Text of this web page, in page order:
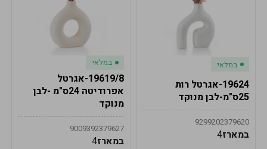
במלאי
19624-אגרטל רות
25ס"מ-לבן מנוקד
9299202379620
במארז4
במלאי
19619/8-אגרטל
אפרודיטה 24ס"מ -לבן
מנוקד
9009392379627
במארז4